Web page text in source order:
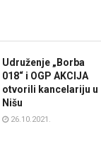
Udruženje „Borba
018“ i OGP AKCIJA
otvorili kancelariju u
Nišu
26.10.2021.